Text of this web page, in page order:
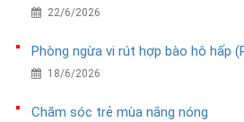
22/6/2026
Phòng ngừa vi rút hợp bào hô hấp
18/6/2026
Chăm sóc trẻ mùa nắng nóng